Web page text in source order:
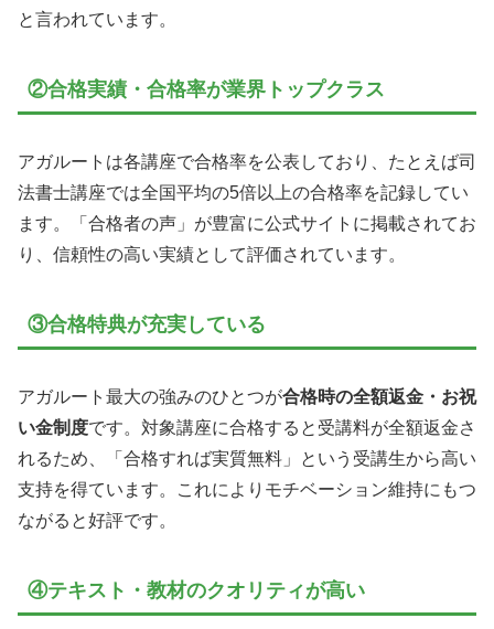
と言われています。
②合格実績・合格率が業界トップクラス
アガルートは各講座で合格率を公表しており、たとえば司
法書士講座では全国平均の5倍以上の合格率を記録してい
ます。「合格者の声」が豊富に公式サイトに掲載されてお
り、信頼性の高い実績として評価されています。
③合格特典が充実している
アガルート最大の強みのひとつが合格時の全額返金・お祝
い金制度です。対象講座に合格すると受講料が全額返金さ
れるため、「合格すれば実質無料」という受講生から高い
支持を得ています。これによりモチベーション維持にもつ
ながると好評です。
④テキスト・教材のクオリティが高い